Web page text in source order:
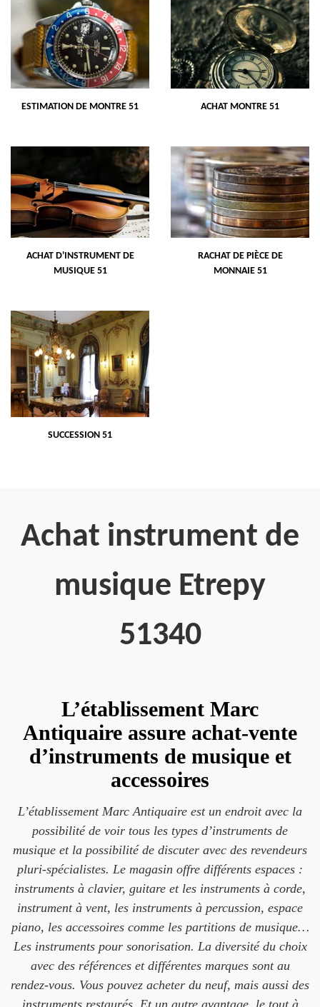
ESTIMATION DE MONTRE 51 ACHAT MONTRE 51
ACHAT D'INSTRUMENT DE
MUSIQUE 51
RACHAT DE PIÈCE DE
MONNAIE 51
SUCCESSION 51
Achat instrument de
musique Etrepy
51340
L’établissement Marc
Antiquaire assure achat-vente
d’instruments de musique et
accessoires
L’établissement Marc Antiquaire est un endroit avec la
possibilité de voir tous les types d’instruments de
musique et la possibilité de discuter avec des revendeurs
pluri-spécialistes. Le magasin offre différents espaces :
instruments à clavier, guitare et les instruments à corde,
instrument à vent, les instruments à percussion, espace
piano, les accessoires comme les partitions de musique…
Les instruments pour sonorisation. La diversité du choix
avec des références et différentes marques sont au
rendez-vous. Vous pouvez acheter du neuf, mais aussi des
instruments restaurés. Et un autre avantage, le tout à